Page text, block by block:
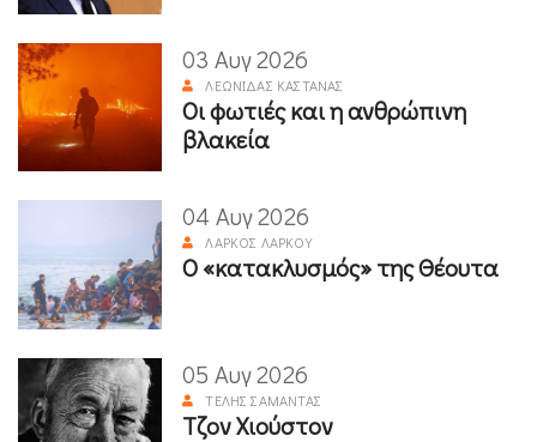
03 Αυγ 2026
ΛΕΩΝΊΔΑΣ ΚΑΣΤΑΝΆΣ
Οι φωτιές και η ανθρώπινη
βλακεία
04 Αυγ 2026
ΛΆΡΚΟΣ ΛΆΡΚΟΥ
Ο «κατακλυσμός» της Θέουτα
05 Αυγ 2026
ΤΈΛΗΣ ΣΑΜΑΝΤΆΣ
Τζον Χιούστον